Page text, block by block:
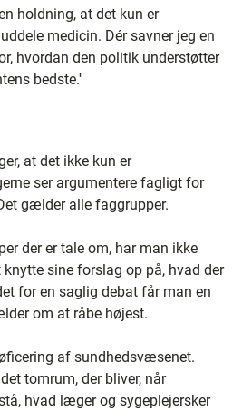
holdning, at det kun er
medicin. Dér savner jeg en
hvordan den politik understøtter
bedste.''
at det ikke kun er
ser argumentere fagligt for
gælder alle faggrupper.
der er tale om, har man ikke
sine forslag op på, hvad der
for en saglig debat får man en
om at råbe højest.
af sundhedsvæsenet.
tomrum, der bliver, når
hvad læger og sygeplejersker